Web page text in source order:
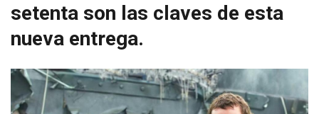
setenta son las claves de esta
nueva entrega.